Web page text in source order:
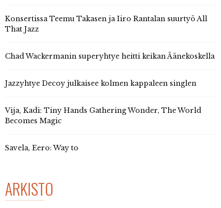
Konsertissa Teemu Takasen ja Iiro Rantalan suurtyö All
That Jazz
Chad Wackermanin superyhtye heitti keikan Äänekoskella
Jazzyhtye Decoy julkaisee kolmen kappaleen singlen
Vija, Kadi: Tiny Hands Gathering Wonder, The World
Becomes Magic
Savela, Eero: Way to
ARKISTO